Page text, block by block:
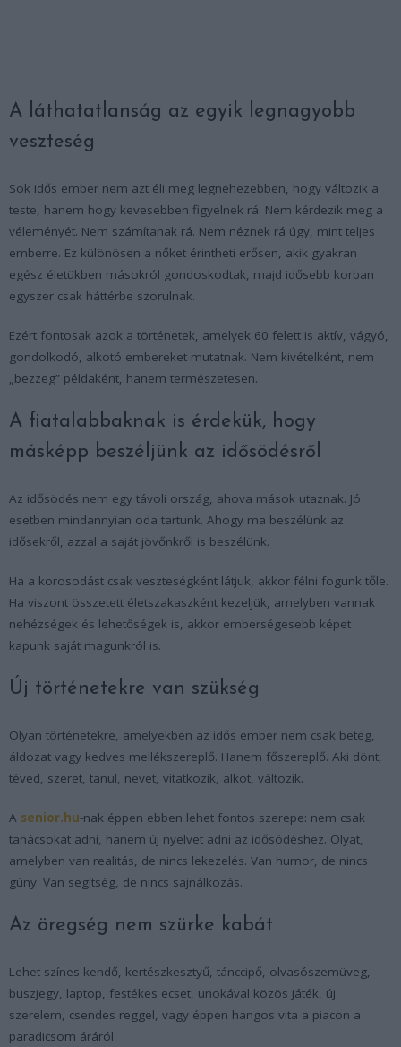
A láthatatlanság az egyik legnagyobb
veszteség
Sok idős ember nem azt éli meg legnehezebben, hogy változik a
teste, hanem hogy kevesebben figyelnek rá. Nem kérdezik meg a
véleményét. Nem számítanak rá. Nem néznek rá úgy, mint teljes
emberre. Ez különösen a nőket érintheti erősen, akik gyakran
egész életükben másokról gondoskodtak, majd idősebb korban
egyszer csak háttérbe szorulnak.
Ezért fontosak azok a történetek, amelyek 60 felett is aktív, vágyó,
gondolkodó, alkotó embereket mutatnak. Nem kivételként, nem
„bezzeg” példaként, hanem természetesen.
A fiatalabbaknak is érdekük, hogy
másképp beszéljünk az idősödésről
Az idősödés nem egy távoli ország, ahova mások utaznak. Jó
esetben mindannyian oda tartunk. Ahogy ma beszélünk az
idősekről, azzal a saját jövőnkről is beszélünk.
Ha a korosodást csak veszteségként látjuk, akkor félni fogunk tőle.
Ha viszont összetett életszakaszként kezeljük, amelyben vannak
nehézségek és lehetőségek is, akkor emberségesebb képet
kapunk saját magunkról is.
Új történetekre van szükség
Olyan történetekre, amelyekben az idős ember nem csak beteg,
áldozat vagy kedves mellékszereplő. Hanem főszereplő. Aki dönt,
téved, szeret, tanul, nevet, vitatkozik, alkot, változik.
A senior.hu-nak éppen ebben lehet fontos szerepe: nem csak
tanácsokat adni, hanem új nyelvet adni az idősödéshez. Olyat,
amelyben van realitás, de nincs lekezelés. Van humor, de nincs
gúny. Van segítség, de nincs sajnálkozás.
Az öregség nem szürke kabát
Lehet színes kendő, kertészkesztyű, tánccipő, olvasószemüveg,
buszjegy, laptop, festékes ecset, unokával közös játék, új
szerelem, csendes reggel, vagy éppen hangos vita a piacon a
paradicsom áráról.